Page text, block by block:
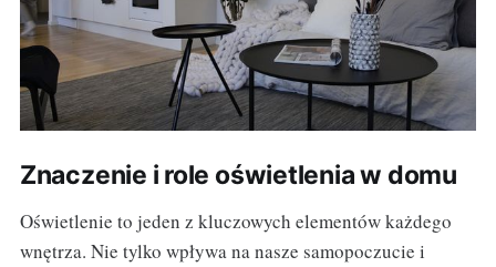
Znaczenie i role oświetlenia w domu
Oświetlenie to jeden z kluczowych elementów każdego
wnętrza. Nie tylko wpływa na nasze samopoczucie i